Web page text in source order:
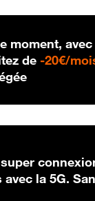
moment,
de -20€/
avec la 5G.